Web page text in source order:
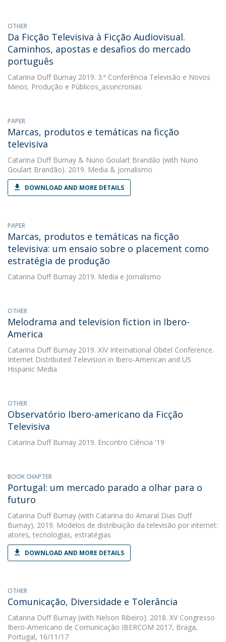
OTHER
Da Ficção Televisiva à Ficção Audiovisual.
Caminhos, apostas e desafios do mercado
português
Catarina Duff Burnay 2019. 3.ª Conferência Televisão e Novos
Meios. Produção e Públicos_assincronias
PAPER
Marcas, produtos e temáticas na ficção
televisiva
Catarina Duff Burnay & Nuno Goulart Brandão (with Nuno
Goulart Brandão). 2019. Media & Jornalismo
DOWNLOAD AND MORE DETAILS
PAPER
Marcas, produtos e temáticas na ficção
televisiva: um ensaio sobre o placement como
estratégia de produção
Catarina Duff Burnay 2019. Media e Jornalismo
OTHER
Melodrama and television fiction in Ibero-
America
Catarina Duff Burnay 2019. XIV International Obitel Conference.
Internet Distributed Television in Ibero-American and US
Hispanic Media
OTHER
Observatório Ibero-americano da Ficção
Televisiva
Catarina Duff Burnay 2019. Encontro Ciência '19
BOOK CHAPTER
Portugal: um mercado parado a olhar para o
futuro
Catarina Duff Burnay (with Catarina do Amaral Dias Duff
Burnay). 2019. Modelos de distribuição da televisão por internet:
atores, tecnologias, estratégias
DOWNLOAD AND MORE DETAILS
OTHER
Comunicação, Diversidade e Tolerância
Catarina Duff Burnay (with Nelson Ribeiro). 2018. XV Congresso
Ibero-Americano de Comunicação IBERCOM 2017, Braga,
Portugal, 16/11/17